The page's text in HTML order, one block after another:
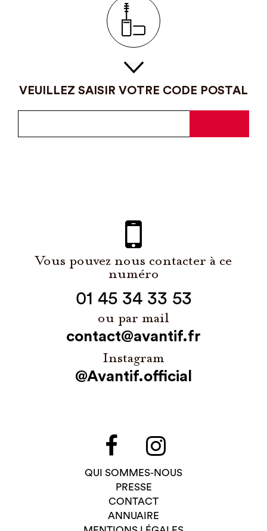
VEUILLEZ SAISIR VOTRE CODE POSTAL
Vous pouvez nous contacter à ce
numéro
01 45 34 33 53
ou par mail
contact@avantif.fr
Instagram
@Avantif.official
QUI SOMMES-NOUS
PRESSE
CONTACT
ANNUAIRE